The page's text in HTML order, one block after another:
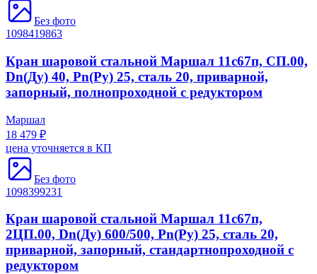
Без фото
1098419863
Кран шаровой стальной Маршал 11с67п, СП.00,
Dn(Ду) 40, Рn(Ру) 25, сталь 20, приварной,
запорный, полнопроходной с редуктором
Маршал
18 479 ₽
цена уточняется в КП
Без фото
1098399231
Кран шаровой стальной Маршал 11с67п,
2ЦП.00, Dn(Ду) 600/500, Рn(Ру) 25, сталь 20,
приварной, запорный, стандартнопроходной с
редуктором